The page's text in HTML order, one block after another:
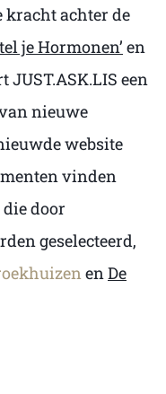
kracht achter de
je Hormonen’ en
een
nieuwe
website
vinden
door
geselecteerd,
en De